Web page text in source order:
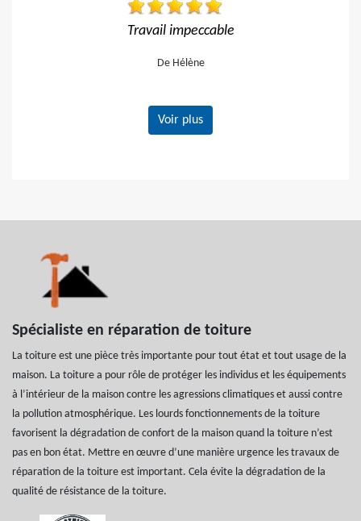
Réactif et efficace, je
Voir plus
Spécialiste en réparation de toiture
La toiture est une pièce très importante pour tout état et tout usage de la
maison. La toiture a pour rôle de protéger les individus et les équipements
à l’intérieur de la maison contre les agressions climatiques et aussi contre
la pollution atmosphérique. Les lourds fonctionnements de la toiture
favorisent la dégradation de confort de la maison quand la toiture n’est
pas en bon état. Mettre en œuvre d’une manière urgence les travaux de
réparation de la toiture est important. Cela évite la dégradation de la
qualité de résistance de la toiture.